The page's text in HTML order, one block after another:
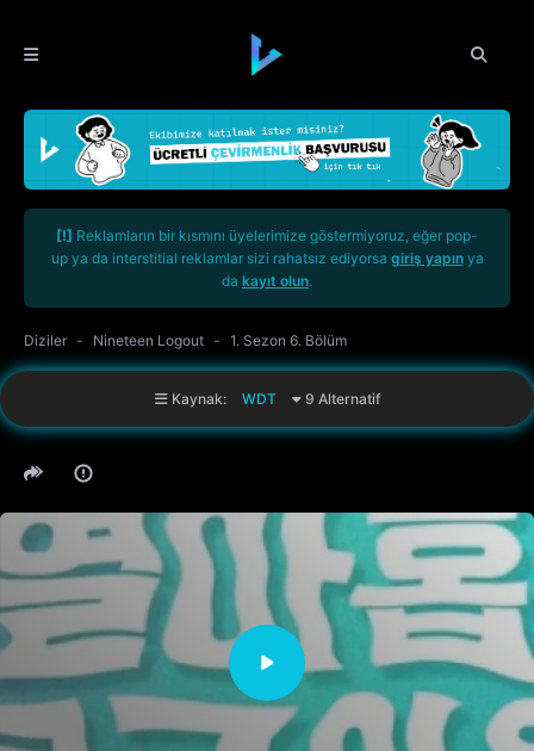
[!] Reklamların bir kısmını üyelerimize göstermiyoruz, eğer pop-
up ya da interstitial reklamlar sizi rahatsız ediyorsa giriş yapınya
da kayıt olun.
Diziler Nineteen Logout 1. Sezon 6. Bölüm
Kaynak: WDT 9 Alternatif